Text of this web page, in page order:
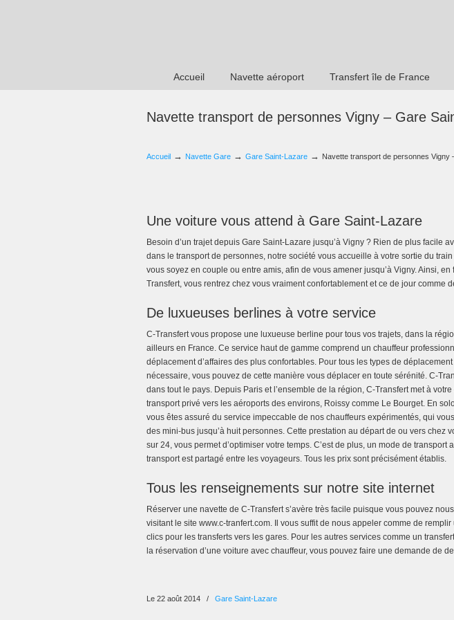
Accueil Navette aéroport Transfert île de France
Navette transport de personnes Vigny – Gare
Accueil → Navette Gare → Gare Saint-Lazare → Navette transport de personnes Vigny
Une voiture vous attend à Gare Saint-Lazare
Besoin d’un trajet depuis Gare Saint-Lazare jusqu’à Vigny ? Rien de plus facile
dans le transport de personnes, notre société vous accueille à votre sortie du
vous soyez en couple ou entre amis, afin de vous amener jusqu’à Vigny. Ainsi,
Transfert, vous rentrez chez vous vraiment confortablement et ce de jour comme
De luxueuses berlines à votre service
C-Transfert vous propose une luxueuse berline pour tous vos trajets, dans la
ailleurs en France. Ce service haut de gamme comprend un chauffeur
déplacement d’affaires des plus confortables. Pour tous les types de
nécessaire, vous pouvez de cette manière vous déplacer en toute sérénité. C-
dans tout le pays. Depuis Paris et l’ensemble de la région, C-Transfert met à
transport privé vers les aéroports des environs, Roissy comme Le Bourget. En
vous êtes assuré du service impeccable de nos chauffeurs expérimentés, qui
des mini-bus jusqu’à huit personnes. Cette prestation au départ de ou vers chez
sur 24, vous permet d’optimiser votre temps. C’est de plus, un mode de transport
transport est partagé entre les voyageurs. Tous les prix sont précisément établis.
Tous les renseignements sur notre site internet
Réserver une navette de C-Transfert s’avère très facile puisque vous pouvez
visitant le site www.c-tranfert.com. Il vous suffit de nous appeler comme de
clics pour les transferts vers les gares. Pour les autres services comme un
la réservation d’une voiture avec chauffeur, vous pouvez faire une demande de
Le 22 août 2014 / Gare Saint-Lazare